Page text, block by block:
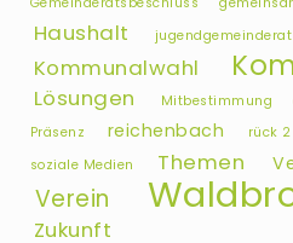
Haushalt jugendgemeinderat
Kommunalwahl
Lösungen Mitbestimmung
Präsenz reichenbach rück 2
soziale Medien
Themen
Verein
Zukunft